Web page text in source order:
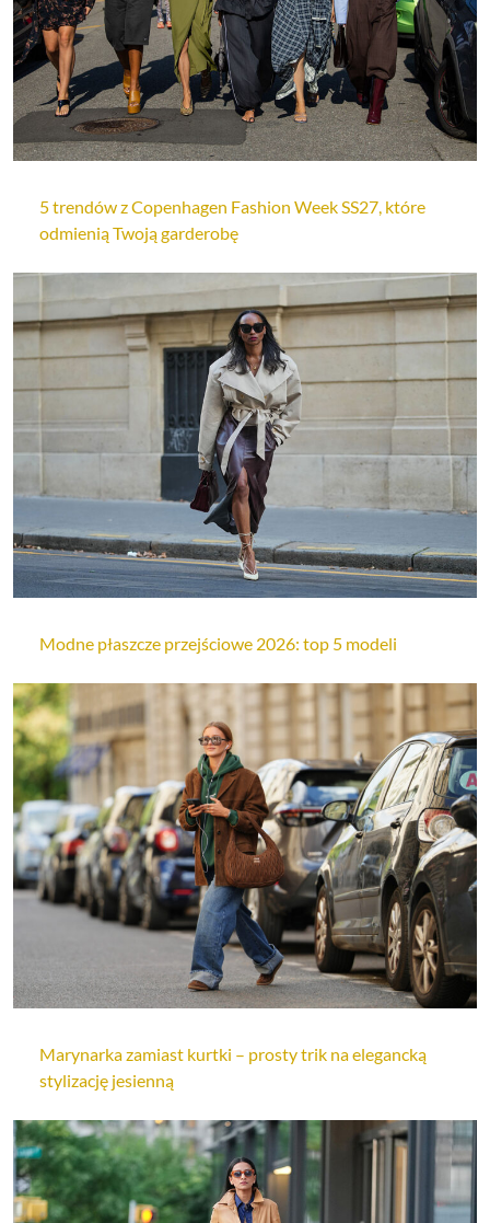
5 trendów z Copenhagen Fashion Week SS27, które
odmienią Twoją garderobę
Modne płaszcze przejściowe 2026: top 5 modeli
Marynarka zamiast kurtki – prosty trik na elegancką
stylizację jesienną